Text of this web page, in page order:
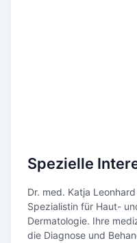
Spezielle
Dr. med. Katja
Spezialistin für Haut-
Dermatologie. Ihre
die Diagnose und